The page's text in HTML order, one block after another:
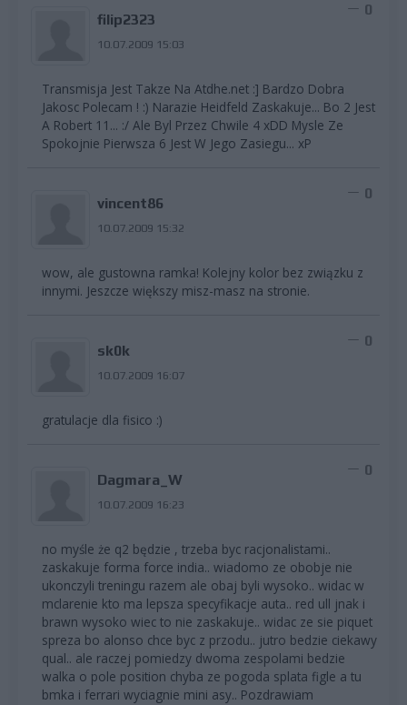
filip2323
10.07.2009 15:03
0
Transmisja Jest Takze Na Atdhe.net :] Bardzo Dobra
Jakosc Polecam ! :) Narazie Heidfeld Zaskakuje... Bo 2 Jest
A Robert 11... :/ Ale Byl Przez Chwile 4 xDD Mysle Ze
Spokojnie Pierwsza 6 Jest W Jego Zasiegu... xP
vincent86
10.07.2009 15:32
0
wow, ale gustowna ramka! Kolejny kolor bez związku z
innymi. Jeszcze większy misz-masz na stronie.
sk0k
10.07.2009 16:07
0
gratulacje dla fisico :)
Dagmara_W
10.07.2009 16:23
0
no myśle że q2 będzie , trzeba byc racjonalistami..
zaskakuje forma force india.. wiadomo ze obobje nie
ukonczyli treningu razem ale obaj byli wysoko.. widac w
mclarenie kto ma lepsza specyfikacje auta.. red ull jnak i
brawn wysoko wiec to nie zaskakuje.. widac ze sie piquet
spreza bo alonso chce byc z przodu.. jutro bedzie ciekawy
qual.. ale raczej pomiedzy dwoma zespolami bedzie
walka o pole position chyba ze pogoda splata figle a tu
bmka i ferrari wyciagnie mini asy.. Pozdrawiam